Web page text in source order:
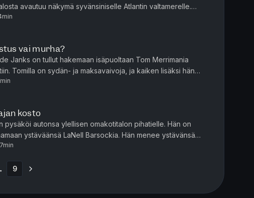
avautuu näkymä syvänsiniselle Atlantin valtamerelle.
mies ja nainen istuvat sohvalla rennosti jut...
vai murha?
Janks on tullut hakemaan isäpuoltaan Tom Merrimania
lisäksi hän
itsensä muutamaa viikkoa aiemmin. J...
kosto
pysäköi autonsa ylellisen omakotitalon pihatielle. Hän on
ystäväänsä LaNell Barsockia. Hän menee ystävänsä
kautta. La’Rene ehtii ottaa vain muutaman...
9